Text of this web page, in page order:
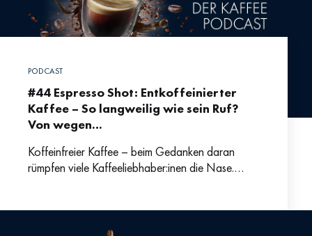
PODCAST
#44 Espresso Shot: Entkoffeinierter
Kaffee – So langweilig wie sein Ruf?
Von wegen…
Koffeinfreier Kaffee – beim Gedanken daran
rümpfen viele Kaffeeliebhaber:inen die Nase.
steigen Angebot und